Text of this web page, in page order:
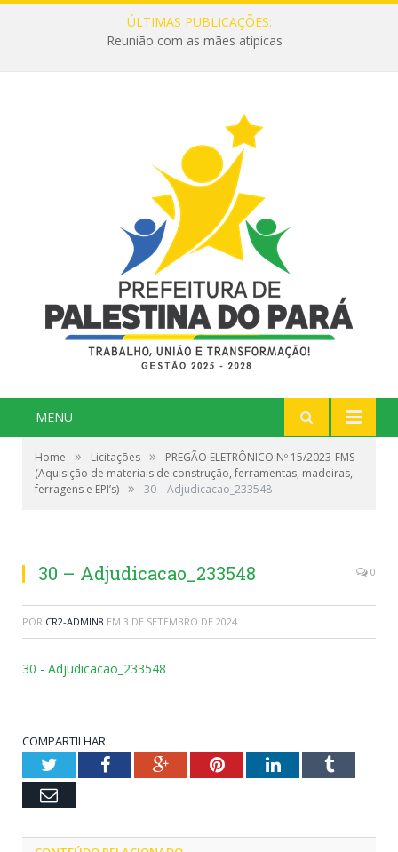
ÚLTIMAS PUBLICAÇÕES:
Reunião com as mães atípicas
MENU
Home » Licitações »
PREGÃO ELETRÔNICO Nº 15/2023-FMS
(Aquisição de materiais de construção, ferramentas, madeiras,
ferragens e EPI’s) » 30 – Adjudicacao_233548
30 – Adjudicacao_233548 0
POR CR2-ADMIN8 EM 3 DE SETEMBRO DE 2024
30 - Adjudicacao_233548
COMPARTILHAR:
TwitterFacebookGoogle+PinterestLinkedInTumblr
Email